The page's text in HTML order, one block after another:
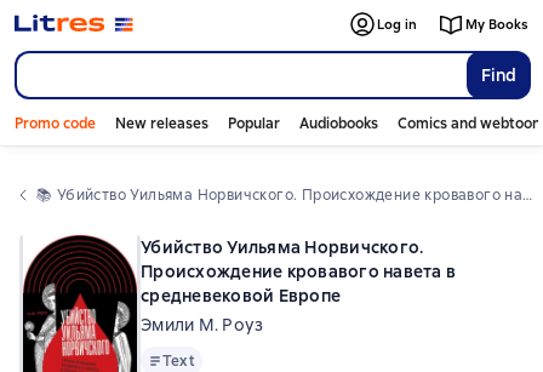
Find
Log in My Books
Promo code New releases Popular Audiobooks Comics and
📚 Убийство Уильяма Норвичского. Происхождение кровавого навета в средневековой Европе
Убийство Уильяма Норвичского.
Происхождение кровавого навета в
средневековой Европе
Эмили М. Роуз
TextText